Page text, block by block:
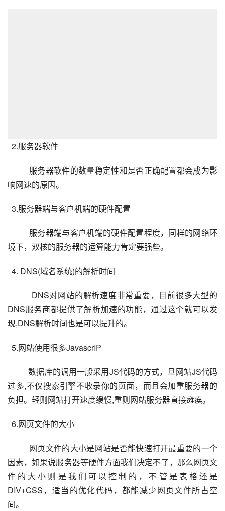
2.服务器软件
服务器软件的数量稳定性和是否正确配置都会成为影
响网速的原因。
  3.服务器端与客户机端的硬件配置
服务器端与客户机端的硬件配置程度，同样的网络环
境下，双核的服务器的运算能力肯定要强些。
  4. DNS(域名系统)的解析时间
DNS对网站的解析速度非常重要，目前很多大型的
DNS服务商都提供了解析加速的功能，通过这个就可以发
现,DNS解析时间也是可以提升的。
  5.网站使用很多JavascrIP
数据库的调用一般采用JS代码的方式，旦网站JS代码
过多,不仅搜索引擎不收录你的页面，而且会加重服务器的
负担。轻则网站打开速度缓慢,重则网站服务器直接瘫痪。
  6.网页文件的大小
网页文件的大小是网站是否能快速打开最重要的一个
因素，如果说服务器等硬件方面我们决定不了，那么网页文
件的大小则是我们可以控制的，不管是表格还是
DIV+CSS，适当的优化代码，都能减少网页文件所占空
间。